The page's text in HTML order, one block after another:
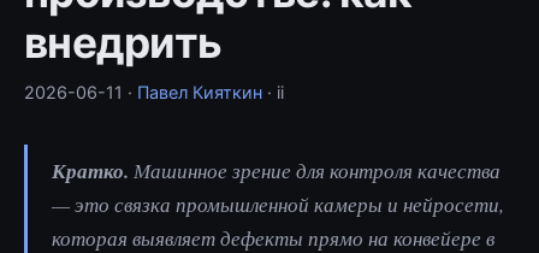
внедрить
2026-06-11 · Павел Кияткин · ii
Кратко. Машинное зрение для контроля качества
— это связка промышленной камеры и нейросети,
которая выявляет дефекты прямо на конвейере в